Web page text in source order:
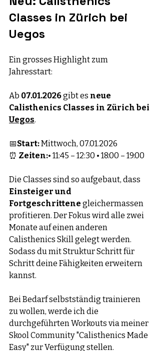
Classes in Zürich bei
Uegos
Ein grosses Highlight zum
Jahresstart:
Ab 07.01.2026 gibt es neue
Calisthenics Classes in Zürich bei
Uegos.
📅Start: Mittwoch, 07.01.2026
⏰ Zeiten:• 11:45 – 12:30 • 18:00 – 19:00
Die Classes sind so aufgebaut, dass
Einsteiger und
Fortgeschrittene gleichermassen
profitieren. Der Fokus wird alle zwei
Monate auf einen anderen
Calisthenics Skill gelegt werden.
Sodass du mit Struktur Schritt für
Schritt deine Fähigkeiten erweitern
kannst.
Bei Bedarf selbstständig trainieren
zu wollen, werde ich die
durchgeführten Workouts via meiner
Skool Community "Calisthenics Made
Easy" zur Verfügung stellen.